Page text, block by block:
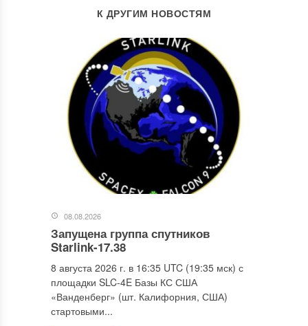
К ДРУГИМ НОВОСТЯМ
08.08.2026
Запущена группа спутников
Starlink-17.38
8 августа 2026 г. в 16:35 UTC (19:35 мск) с
площадки SLC-4E Базы КС США
«Ванденберг» (шт. Калифорния, США)
стартовыми...